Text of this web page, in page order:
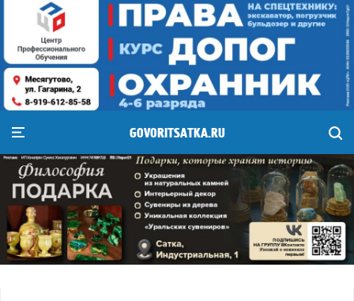
GOVORITSATKA.RU